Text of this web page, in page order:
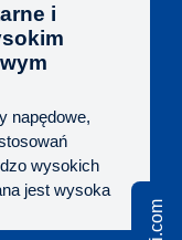
płytowych i
wyższych
i
napędowe,
wysokich
jest wysoka
Dopracowane i